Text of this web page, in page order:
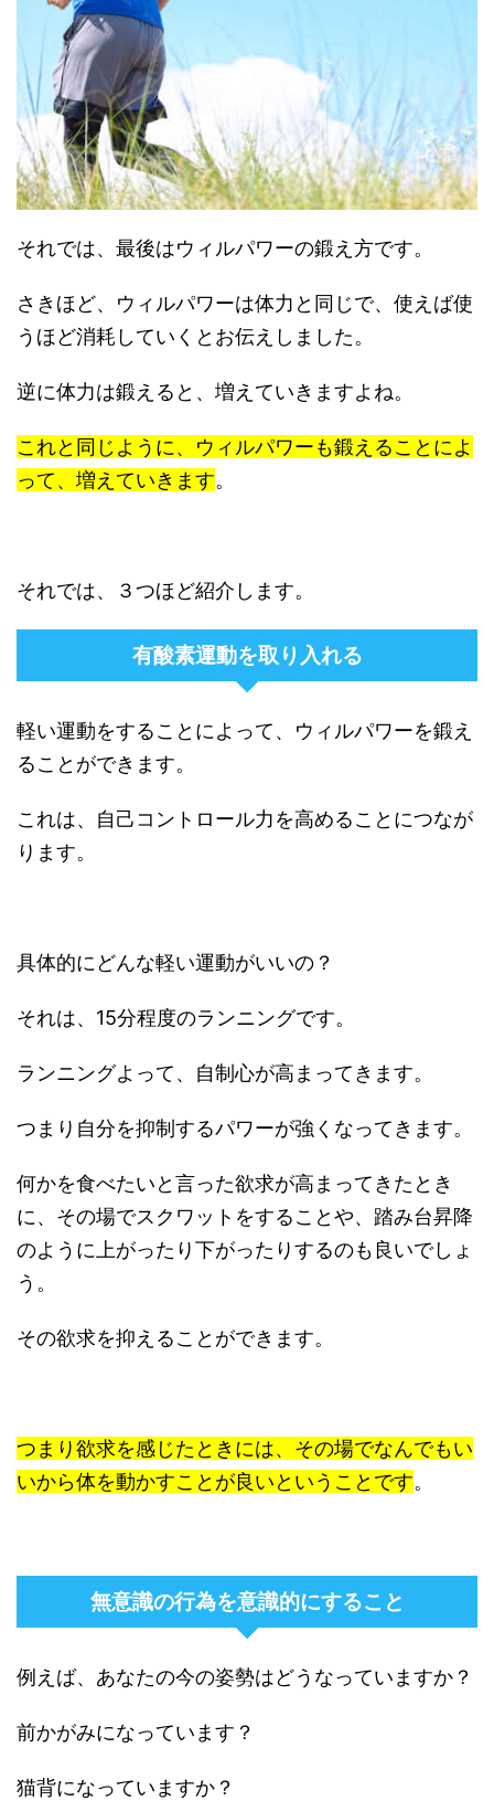
それでは、最後はウィルパワーの鍛え方です。
さきほど、ウィルパワーは体力と同じで、使えば使
うほど消耗していくとお伝えしました。
逆に体力は鍛えると、増えていきますよね。
これと同じように、ウィルパワーも鍛えることによ
って、増えていきます。
それでは、３つほど紹介します。
有酸素運動を取り入れる
軽い運動をすることによって、ウィルパワーを鍛え
ることができます。
これは、自己コントロール力を高めることにつなが
ります。
具体的にどんな軽い運動がいいの？
それは、15分程度のランニングです。
ランニングよって、自制心が高まってきます。
つまり自分を抑制するパワーが強くなってきます。
何かを食べたいと言った欲求が高まってきたとき
に、その場でスクワットをすることや、踏み台昇降
のように上がったり下がったりするのも良いでしょ
う。
その欲求を抑えることができます。
つまり欲求を感じたときには、その場でなんでもい
いから体を動かすことが良いということです。
無意識の行為を意識的にすること
例えば、あなたの今の姿勢はどうなっていますか？
前かがみになっています？
猫背になっていますか？